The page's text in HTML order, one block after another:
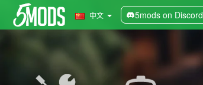
中文 5mods on Discord